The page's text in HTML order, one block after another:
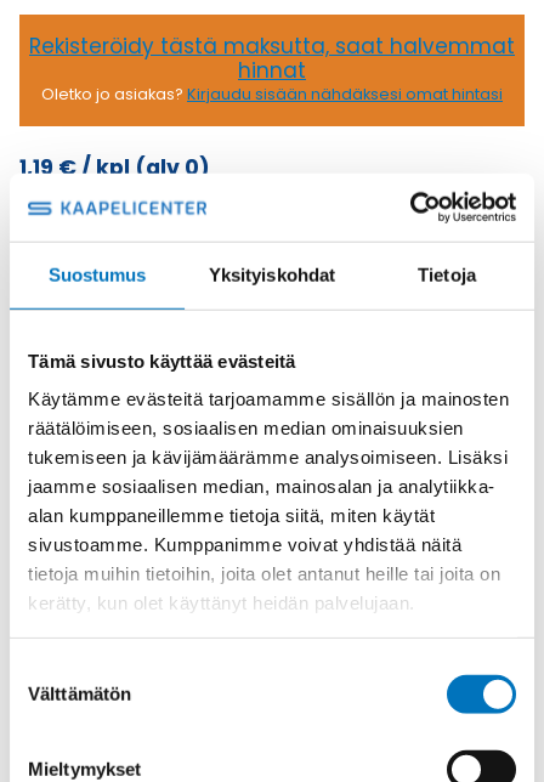
Suostumus Yksityiskohdat Tietoja
Tämä sivusto käyttää evästeitä
Käytämme evästeitä tarjoamamme sisällön ja mainosten
räätälöimiseen, sosiaalisen median ominaisuuksien
tukemiseen ja kävijämäärämme analysoimiseen. Lisäksi
jaamme sosiaalisen median, mainosalan ja analytiikka-
alan kumppaneillemme tietoja siitä, miten käytät
sivustoamme. Kumppanimme voivat yhdistää näitä
tietoja muihin tietoihin, joita olet antanut heille tai joita on
kerätty, kun olet käyttänyt heidän palvelujaan.
valinta
Välttämätön
Mieltymykset
Rekisteröidy tästä maksutta, saat halvemmat
hinnat
Oletko jo asiakas? Kirjaudu sisään nähdäksesi omat hintasi
1,19 € / kpl (alv 0)
CI
5A
KOSKETIN
UROS
määrä
TuotekoodiCIVMD0.5
ILME -moninapaliittimet
Toimitusaika: 1-7 päivää
Toimituskulut 35kg:n asti 25€.
Yli 35kg:n toimituskulut toteutuneiden kulujen mukaan.
Valmistaja
ILME S.p.A
Uros/Naaras
Max. virta
5
Kullattu
25